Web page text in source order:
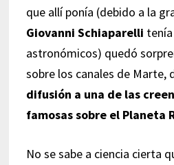
que allí ponía (debido a la
Giovanni Schiaparelli
astronómicos) quedó
sobre los canales de Marte,
difusión a una de las
famosas sobre el Planeta
No se sabe a ciencia cierta